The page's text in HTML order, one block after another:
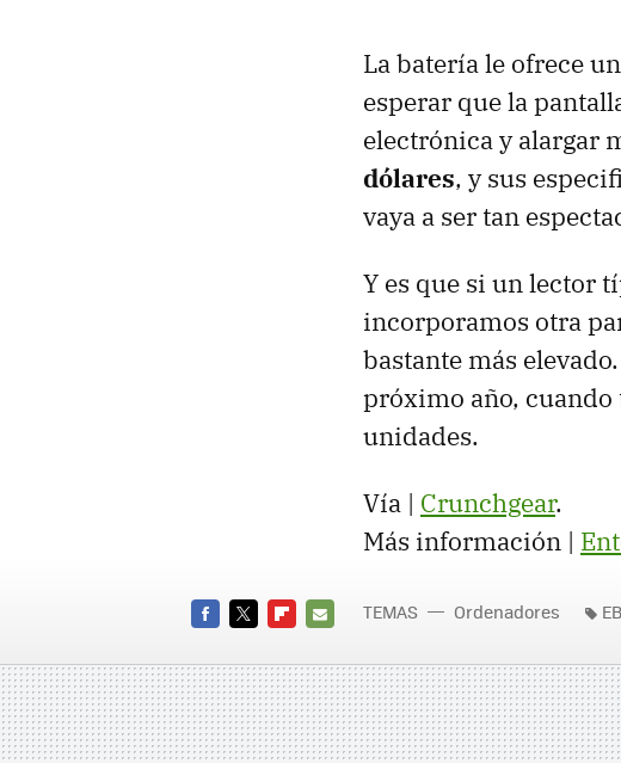
La batería le ofrece
esperar que la
electrónica y alargar
dólares, y sus
vaya a ser tan
Y es que si un lector
incorporamos otra
bastante más
próximo año,
unidades.
Vía | Crunchgear.
Más información |
MAIL
TEMAS Ordenadores